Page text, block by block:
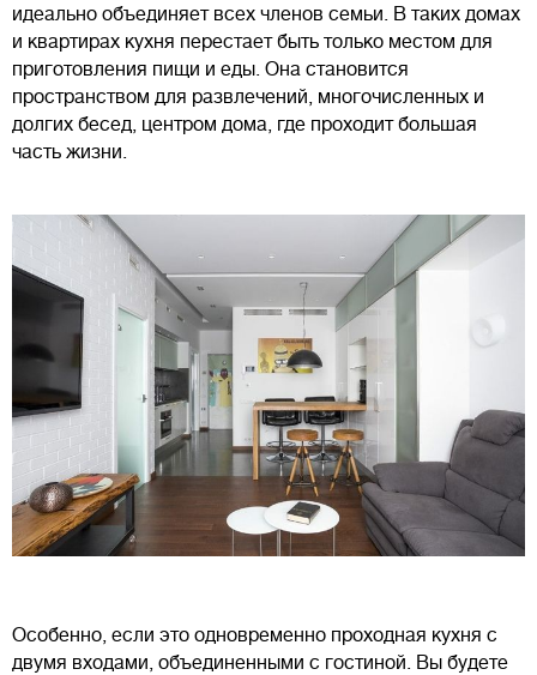
идеально объединяет всех членов семьи. В таких домах
и квартирах кухня перестает быть только местом для
приготовления пищи и еды. Она становится
пространством для развлечений, многочисленных и
долгих бесед, центром дома, где проходит большая
часть жизни.
Особенно, если это одновременно проходная кухня с
двумя входами, объединенными с гостиной. Вы будете